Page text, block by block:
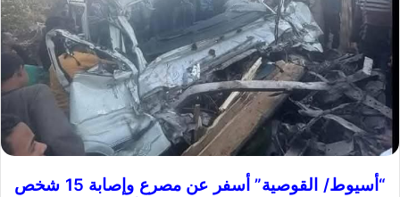
“أسيوط/ القوصية” أسفر عن مصرع وإصابة 15 شخص